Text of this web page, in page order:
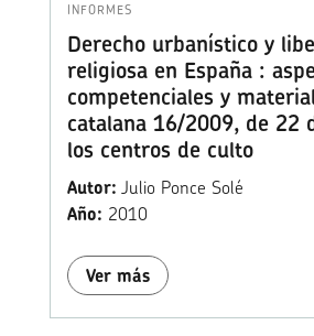
INFORMES
Derecho urbanístico y
religiosa en España :
competenciales y
catalana 16/2009, de 22
los centros de culto
Autor: Julio Ponce Solé
Año: 2010
Ver más